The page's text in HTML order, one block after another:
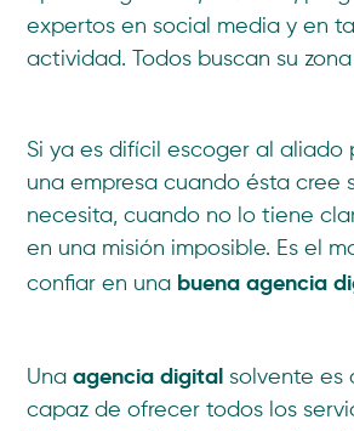
expertos en social media y en
actividad. Todos buscan su
Si ya es difícil escoger al aliado
una empresa cuando ésta cree
necesita, cuando no lo tiene
en una misión imposible. Es el
confiar en una buena agencia
Unaagencia digital solvente es
capaz de ofrecer todos los